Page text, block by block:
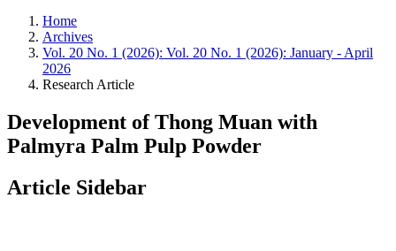
Home
Archives
Vol. 20 No. 1 (2026): Vol. 20 No. 1 (2026): January - April
2026
Research Article
Development of Thong Muan with
Palmyra Palm Pulp Powder
Article Sidebar